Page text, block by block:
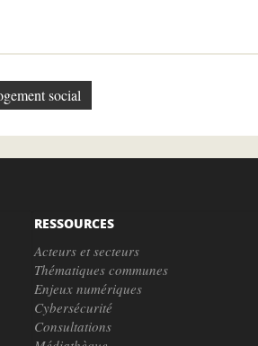
social
RESSOURCES
Acteurs et secteurs
Thématiques communes
Enjeux numériques
Cybersécurité
Consultations